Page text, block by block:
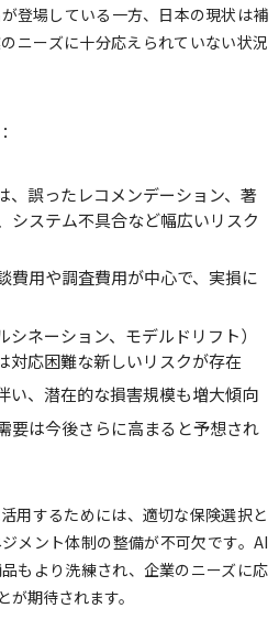
登場している一方、日本の現状は補
ニーズに十分応えられていない状況
、誤ったレコメンデーション、著
システム不具合など幅広いリスク
費用や調査費用が中心で、実損に
シネーション、モデルドリフト）
対応困難な新しいリスクが存在
い、潜在的な損害規模も増大傾向
要は今後さらに高まると予想され
用するためには、適切な保険選択と
メント体制の整備が不可欠です。AI
もより洗練され、企業のニーズに応
が期待されます。